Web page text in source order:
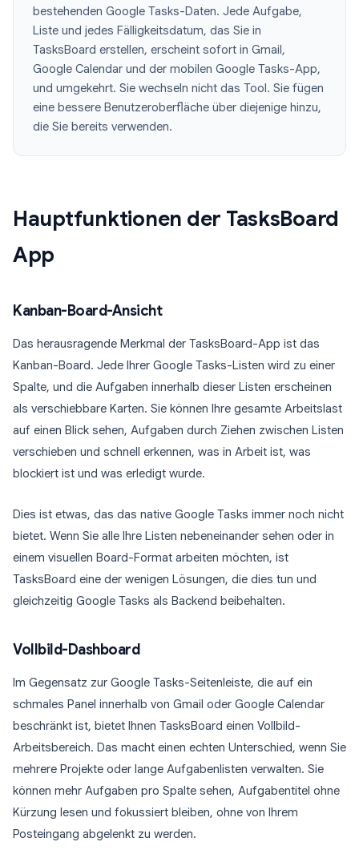
bestehenden Google Tasks-Daten. Jede Aufgabe,
Liste und jedes Fälligkeitsdatum, das Sie in
TasksBoard erstellen, erscheint sofort in Gmail,
Google Calendar und der mobilen Google Tasks-App,
und umgekehrt. Sie wechseln nicht das Tool. Sie fügen
eine bessere Benutzeroberfläche über diejenige hinzu,
die Sie bereits verwenden.
Hauptfunktionen der TasksBoard
App
Kanban-Board-Ansicht
Das herausragende Merkmal der TasksBoard-App ist das
Kanban-Board. Jede Ihrer Google Tasks-Listen wird zu einer
Spalte, und die Aufgaben innerhalb dieser Listen erscheinen
als verschiebbare Karten. Sie können Ihre gesamte Arbeitslast
auf einen Blick sehen, Aufgaben durch Ziehen zwischen Listen
verschieben und schnell erkennen, was in Arbeit ist, was
blockiert ist und was erledigt wurde.
Dies ist etwas, das das native Google Tasks immer noch nicht
bietet. Wenn Sie alle Ihre Listen nebeneinander sehen oder in
einem visuellen Board-Format arbeiten möchten, ist
TasksBoard eine der wenigen Lösungen, die dies tun und
gleichzeitig Google Tasks als Backend beibehalten.
Vollbild-Dashboard
Im Gegensatz zur Google Tasks-Seitenleiste, die auf ein
schmales Panel innerhalb von Gmail oder Google Calendar
beschränkt ist, bietet Ihnen TasksBoard einen Vollbild-
Arbeitsbereich. Das macht einen echten Unterschied, wenn Sie
mehrere Projekte oder lange Aufgabenlisten verwalten. Sie
können mehr Aufgaben pro Spalte sehen, Aufgabentitel ohne
Kürzung lesen und fokussiert bleiben, ohne von Ihrem
Posteingang abgelenkt zu werden.